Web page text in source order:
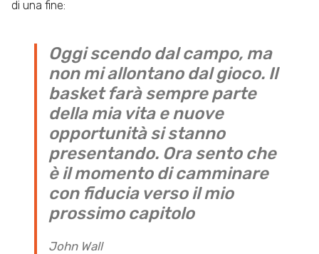
di una fine:
Oggi scendo dal campo, ma
non mi allontano dal gioco. Il
basket farà sempre parte
della mia vita e nuove
opportunità si stanno
presentando. Ora sento che
è il momento di camminare
con fiducia verso il mio
prossimo capitolo
John Wall